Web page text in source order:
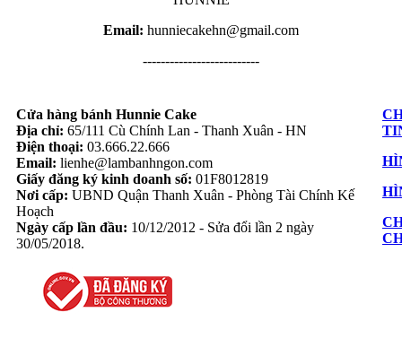
Email: hunniecakehn@gmail.com
--------------------------
Cửa hàng bánh Hunnie Cake
Địa chỉ: 65/111 Cù Chính Lan - Thanh Xuân - HN
Điện thoại: 03.666.22.666
Email: lienhe@lambanhngon.com
Giấy đăng ký kinh doanh số: 01F8012819
Nơi cấp: UBND Quận Thanh Xuân - Phòng Tài Chính Kế
Hoạch
Ngày cấp lần đầu: 10/12/2012 - Sửa đổi lần 2 ngày
30/05/2018.